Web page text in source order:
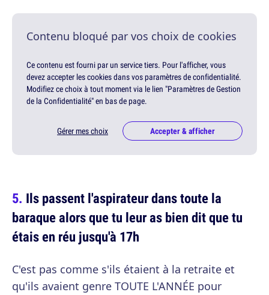
Contenu bloqué par vos choix de cookies
Ce contenu est fourni par un service tiers. Pour l'afficher, vous
devez accepter les cookies dans vos paramètres de confidentialité.
Modifiez ce choix à tout moment via le lien "Paramètres de Gestion
de la Confidentialité" en bas de page.
Gérer mes choix Accepter & afficher
Ils passent l'aspirateur dans toute la
baraque alors que tu leur as bien dit que tu
étais en réu jusqu'à 17h
C'est pas comme s'ils étaient à la retraite et
qu'ils avaient genre TOUTE L'ANNÉE pour